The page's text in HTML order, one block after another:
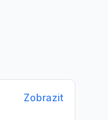
Zobrazit